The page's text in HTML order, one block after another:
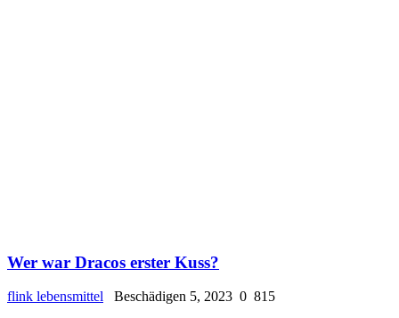
Wer war Dracos erster Kuss?
flink lebensmittel Beschädigen 5, 2023 0 815